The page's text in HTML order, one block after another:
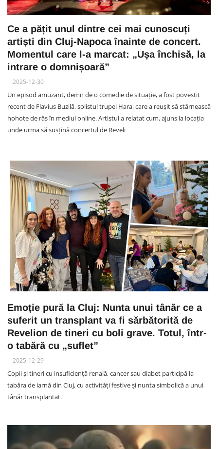
Ce a pățit unul dintre cei mai cunoscuți
artiști din Cluj-Napoca înainte de concert.
Momentul care l-a marcat: „Ușa închisă, la
intrare o domnișoară”
2025-12-30
Un episod amuzant, demn de o comedie de situație, a fost povestit
recent de Flavius Buzilă, solistul trupei Hara, care a reușit să stârnească
hohote de râs în mediul online. Artistul a relatat cum, ajuns la locația
unde urma să susțină concertul de Reveli
Emoție pură la Cluj: Nunta unui tânăr ce a
suferit un transplant va fi sărbătorită de
Revelion de tineri cu boli grave. Totul, într-
o tabără cu „suflet”
2025-12-29
Copii și tineri cu insuficiență renală, cancer sau diabet participă la
tabăra de iarnă din Cluj, cu activități festive și nunta simbolică a unui
tânăr transplantat.